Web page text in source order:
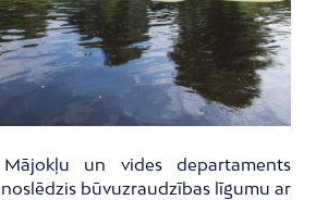
un vides departaments
būvuzraudzības līgumu ar